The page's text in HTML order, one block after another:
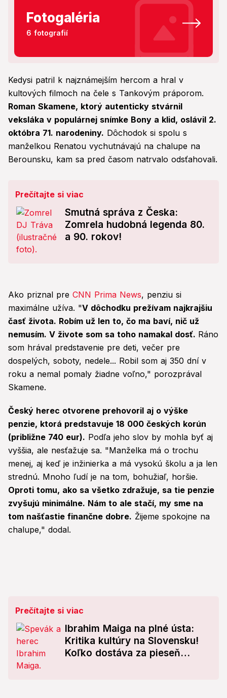
Fotogaléria
6 fotografií
Kedysi patril k najznámejším hercom a hral v
kultových filmoch na čele s Tankovým práporom.
Roman Skamene, ktorý autenticky stvárnil
veksláka v populárnej snímke Bony a klid, oslávil 2.
októbra 71. narodeniny. Dôchodok si spolu s
manželkou Renatou vychutnávajú na chalupe na
Berounsku, kam sa pred časom natrvalo odsťahovali.
Prečítajte si viac
Smutná správa z Česka:
Zomrela hudobná legenda 80.
a 90. rokov!
Ako priznal pre CNN Prima News, penziu si
maximálne užíva. "V dôchodku prežívam najkrajšiu
časť života. Robím už len to, čo ma baví, nič už
nemusím. V živote som sa toho namakal dosť. Ráno
som hrával predstavenie pre deti, večer pre
dospelých, soboty, nedele... Robil som aj 350 dní v
roku a nemal pomaly žiadne voľno," porozprával
Skamene.
Český herec otvorene prehovoril aj o výške
penzie, ktorá predstavuje 18 000 českých korún
(približne 740 eur). Podľa jeho slov by mohla byť aj
vyššia, ale nesťažuje sa. "Manželka má o trochu
menej, aj keď je inžinierka a má vysokú školu a ja len
strednú. Mnoho ľudí je na tom, bohužiaľ, horšie.
Oproti tomu, ako sa všetko zdražuje, sa tie penzie
zvyšujú minimálne. Nám to ale stačí, my sme na
tom našťastie finančne dobre. Žijeme spokojne na
chalupe," dodal.
Prečítajte si viac
Ibrahim Maiga na plné ústa:
Kritika kultúry na Slovensku!
Koľko dostáva za pieseň